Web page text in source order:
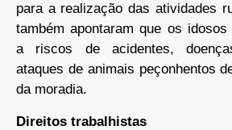
para a realização das atividades
também apontaram que os
a riscos de acidentes,
ataques de animais peçonhentos
da moradia.
Direitos trabalhistas